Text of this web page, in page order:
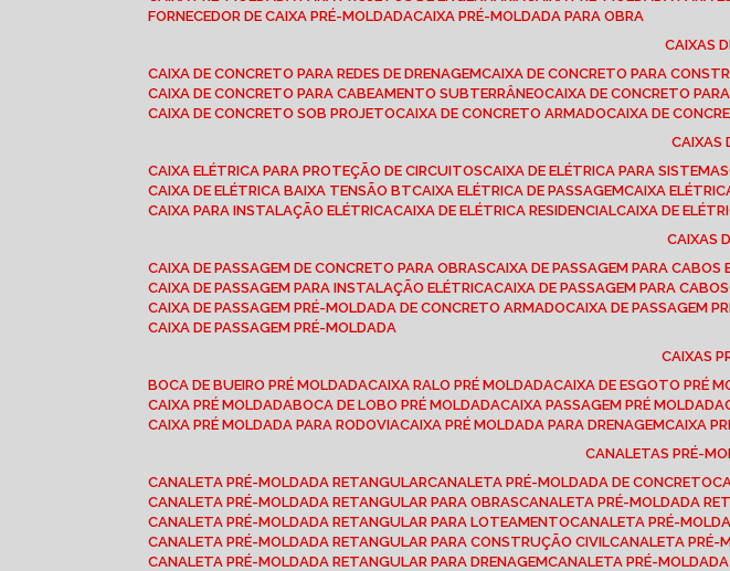
FORNECEDOR DE CAIXA PRÉ-MOLDADA CAIXA PRÉ-MOLDADA PARA OBRA
CAIXAS
CAIXA DE CONCRETO PARA REDES DE DRENAGEM CAIXA DE CONCRETO PARA
CAIXA DE CONCRETO PARA CABEAMENTO SUBTERRÂNEO CAIXA DE CONCRETO
CAIXA DE CONCRETO SOB PROJETO CAIXA DE CONCRETO ARMADO CAIXA DE
CAIXA ELÉTRICA PARA PROTEÇÃO DE CIRCUITOS CAIXA DE ELÉTRICA PARA SISTEMAS
CAIXA DE ELÉTRICA BAIXA TENSÃO BT CAIXA ELÉTRICA DE PASSAGEM CAIXA
CAIXA PARA INSTALAÇÃO ELÉTRICA CAIXA DE ELÉTRICA RESIDENCIAL CAIXA DE
CAIXAS
CAIXA DE PASSAGEM DE CONCRETO PARA OBRAS CAIXA DE PASSAGEM PARA CABOS
CAIXA DE PASSAGEM PARA INSTALAÇÃO ELÉTRICA CAIXA DE PASSAGEM PARA CABOS
CAIXA DE PASSAGEM PRÉ-MOLDADA DE CONCRETO ARMADO CAIXA DE PASSAGEM
CAIXA DE PASSAGEM PRÉ-MOLDADA
CAIXAS
BOCA DE BUEIRO PRÉ MOLDADA CAIXA RALO PRÉ MOLDADA CAIXA DE ESGOTO PRÉ
CAIXA PRÉ MOLDADA BOCA DE LOBO PRÉ MOLDADA CAIXA PASSAGEM PRÉ MOLDADA
CAIXA PRÉ MOLDADA PARA RODOVIA CAIXA PRÉ MOLDADA PARA DRENAGEM CAIXA
CANALETAS PRÉ-
CANALETA PRÉ-MOLDADA RETANGULAR CANALETA PRÉ-MOLDADA DE CONCRETO
CANALETA PRÉ-MOLDADA RETANGULAR PARA OBRAS CANALETA PRÉ-MOLDADA
CANALETA PRÉ-MOLDADA RETANGULAR PARA LOTEAMENTO CANALETA PRÉ-
CANALETA PRÉ-MOLDADA RETANGULAR PARA CONSTRUÇÃO CIVIL CANALETA
CANALETA PRÉ-MOLDADA RETANGULAR PARA DRENAGEM CANALETA PRÉ-